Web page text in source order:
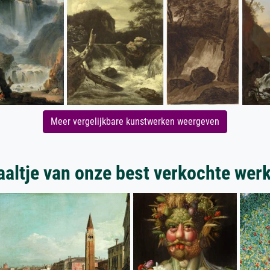
Meer vergelijkbare kunstwerken weergeven
van onze best verkochte